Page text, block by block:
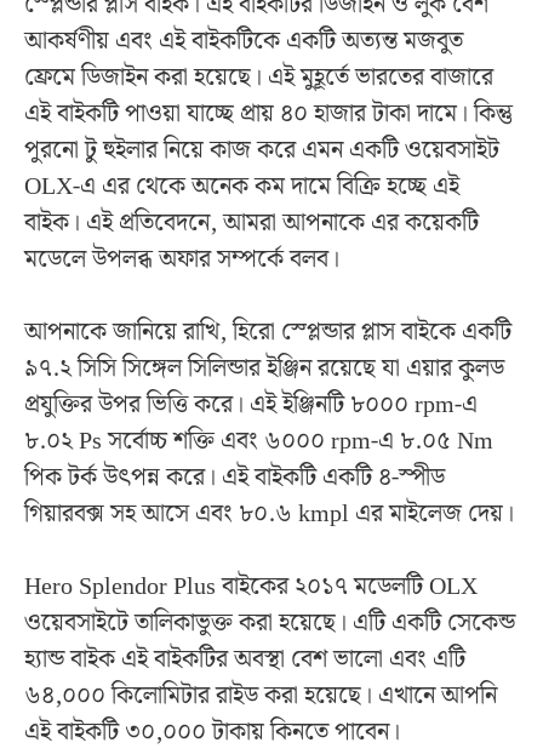
আকর্ষণীয় এবং এই বাইকটিকে একটি অত্যন্ত মজবুত
ফ্রেমে ডিজাইন করা হয়েছে। এই মুহূর্তে ভারতের বাজারে
এই বাইকটি পাওয়া যাচ্ছে প্রায় ৪০ হাজার টাকা দামে। কিন্তু
পুরনো টু হুইলার নিয়ে কাজ করে এমন একটি ওয়েবসাইট
OLX-এ এর থেকে অনেক কম দামে বিক্রি হচ্ছে এই
বাইক। এই প্রতিবেদনে, আমরা আপনাকে এর কয়েকটি
মডেলে উপলব্ধ অফার সম্পর্কে বলব।
আপনাকে জানিয়ে রাখি, হিরো স্প্লেন্ডার প্লাস বাইকে একটি
৯৭.২ সিসি সিঙ্গেল সিলিন্ডার ইঞ্জিন রয়েছে যা এয়ার কুলড
প্রযুক্তির উপর ভিত্তি করে। এই ইঞ্জিনটি ৮০০০ rpm-এ
৮.০২ Ps সর্বোচ্চ শক্তি এবং ৬০০০ rpm-এ ৮.০৫ Nm
পিক টর্ক উৎপন্ন করে। এই বাইকটি একটি ৪-স্পীড
গিয়ারবক্স সহ আসে এবং ৮০.৬ kmpl এর মাইলেজ দেয়।
Hero Splendor Plus বাইকের ২০১৭ মডেলটি OLX
ওয়েবসাইটে তালিকাভুক্ত করা হয়েছে। এটি একটি সেকেন্ড
হ্যান্ড বাইক এই বাইকটির অবস্থা বেশ ভালো এবং এটি
৬৪,০০০ কিলোমিটার রাইড করা হয়েছে। এখানে আপনি
এই বাইকটি ৩০,০০০ টাকায় কিনতে পাবেন।